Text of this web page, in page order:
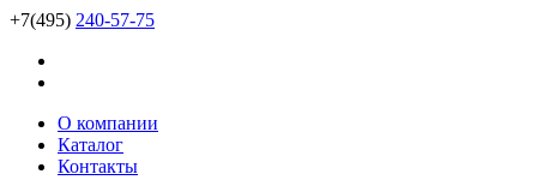
+7(495) 240-57-75
О компании
Каталог
Контакты